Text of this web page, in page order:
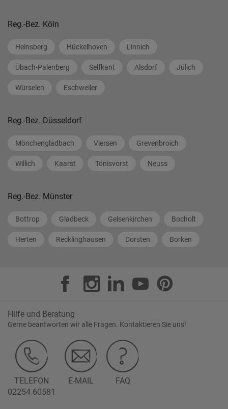
Reg.-Bez. Köln
Heinsberg Hückelhoven Linnich
Übach-Palenberg Selfkant Alsdorf Jülich
Würselen Eschweiler
Reg.-Bez. Düsseldorf
Mönchengladbach Viersen Grevenbroich
Willich Kaarst Tönisvorst Neuss
Reg.-Bez. Münster
Bottrop Gladbeck Gelsenkirchen Bocholt
Herten Recklinghausen Dorsten Borken
Hilfe und Beratung
Gerne beantworten wir alle Fragen. Kontaktieren Sie uns!
TELEFON
02254 60581
E-MAIL FAQ